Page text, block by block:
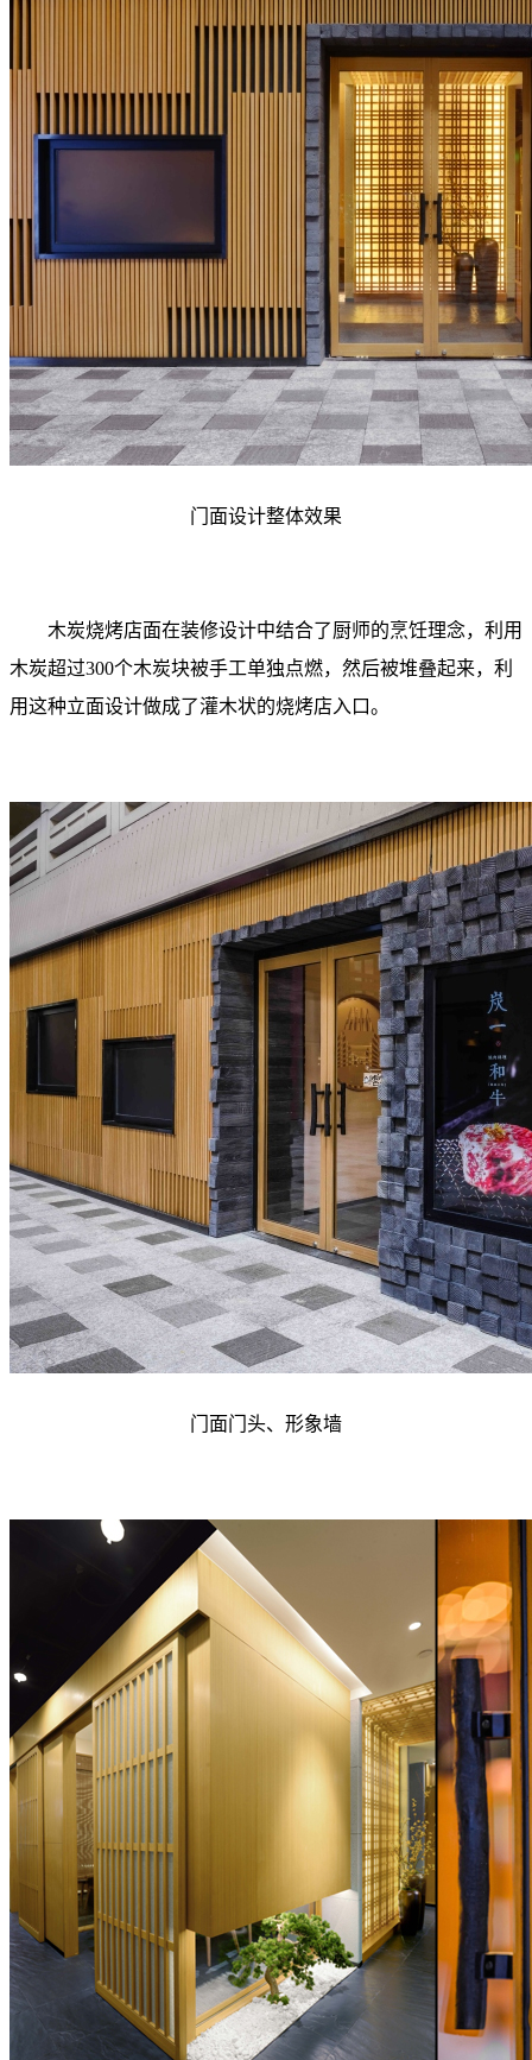
门面设计整体效果
木炭烧烤店面在装修设计中结合了厨师的烹饪理念，利用
木炭超过300个木炭块被手工单独点燃，然后被堆叠起来，利
用这种立面设计做成了灌木状的烧烤店入口。
门面门头、形象墙